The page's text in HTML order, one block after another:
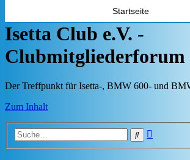
Startseite
Isetta Club e.V. -
Clubmitgliederforum
Der Treffpunkt für Isetta-, BMW 600- und
Zum Inhalt
Suche